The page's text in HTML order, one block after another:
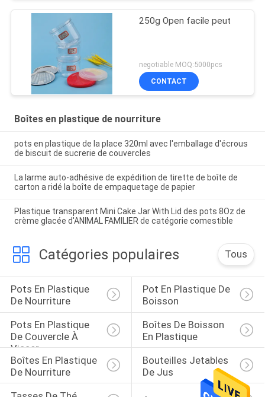
250g Open facile peut
negotiable MOQ:5000pcs
CONTACT
Boîtes en plastique de nourriture
pots en plastique de la place 320ml avec l'emballage d'écrous
de biscuit de sucrerie de couvercles
La larme auto-adhésive de expédition de tirette de boîte de
carton a ridé la boîte de empaquetage de papier
Plastique transparent Mini Cake Jar With Lid des pots 8Oz de
crème glacée d'ANIMAL FAMILIER de catégorie comestible
Catégories populaires Tous
Pots En Plastique
De Nourriture
Pot En Plastique De
Boisson
Pots En Plastique
De Couvercle À
Visser
Boîtes De Boisson
En Plastique
Boîtes En Plastique
De Nourriture
Bouteilles Jetables
De Jus